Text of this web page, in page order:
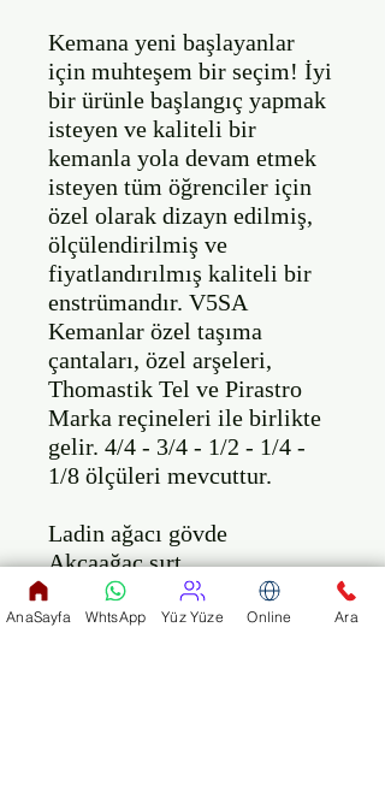
Kemana yeni başlayanlar
için muhteşem bir seçim! İyi
bir ürünle başlangıç yapmak
isteyen ve kaliteli bir
kemanla yola devam etmek
isteyen tüm öğrenciler için
özel olarak dizayn edilmiş,
ölçülendirilmiş ve
fiyatlandırılmış kaliteli bir
enstrümandır. V5SA
Kemanlar özel taşıma
çantaları, özel arşeleri,
Thomastik Tel ve Pirastro
Marka reçineleri ile birlikte
gelir. 4/4 - 3/4 - 1/2 - 1/4 -
1/8 ölçüleri mevcuttur.
Ladin ağacı gövde
Akçaağaç sırt
Boyun kısmı en kaliteli
materyallerden yapılma...
AnaSayfa WhtsApp Yüz Yüze Online Ara